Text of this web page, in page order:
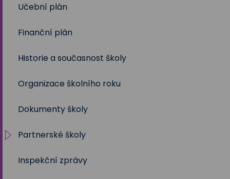
2023/2024
2022/2023
2021/2022
2020/2021
2019/2020
2018/2019
2017/2018
Volby 2020
Volby 2023
Učební plán
Finanční plán
Historie a současnost školy
Organizace školního roku
Dokumenty školy
Partnerské školy
Projekty
Inspekční zprávy